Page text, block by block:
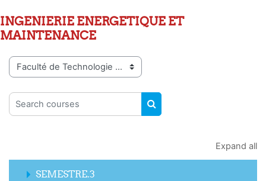
INGENIERIE ENERGETIQUE ET
MAINTENANCE
Course categories
Search courses
SEARCH COURSES
Expand all
SEMESTRE.3